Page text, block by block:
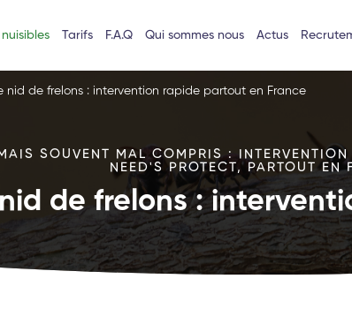
nuisibles Tarifs F.A.Q Qui sommes nous Actus
nid de frelons : intervention rapide partout en France
SOUVENT MAL COMPRIS :
NEED'S PROTECT, PARTOUT EN
de frelons :